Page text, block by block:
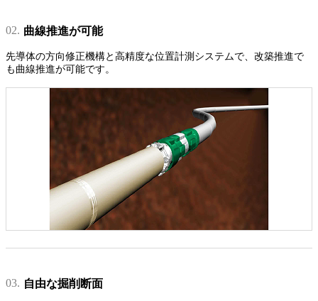
02. 曲線推進が可能
先導体の方向修正機構と高精度な位置計測システムで、改築推進で
も曲線推進が可能です。
03. 自由な掘削断面